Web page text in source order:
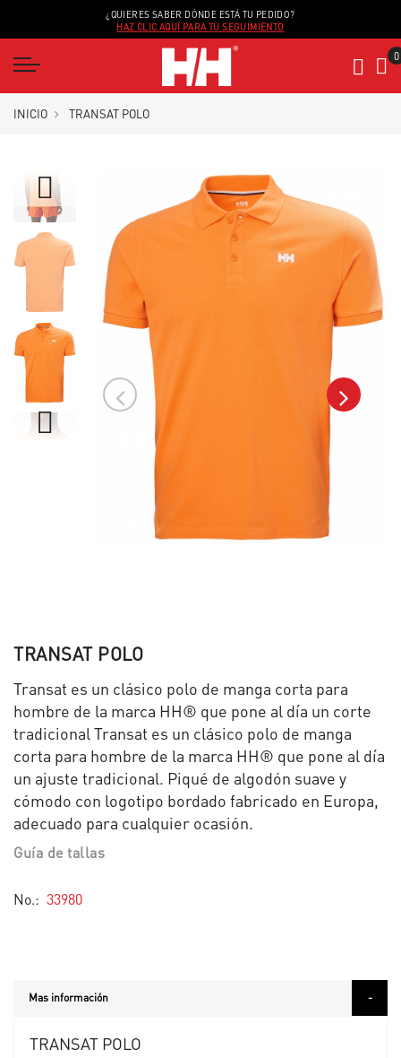
¿QUIERES SABER DÓNDE ESTÁ TU PEDIDO?
HAZ CLIC AQUÍ PARA TU SEGUIMIENTO
INICIO TRANSAT POLO
TRANSAT POLO
Transat es un clásico polo de manga corta para
hombre de la marca HH® que pone al día un corte
tradicional Transat es un clásico polo de manga
corta para hombre de la marca HH® que pone al día
un ajuste tradicional. Piqué de algodón suave y
cómodo con logotipo bordado fabricado en Europa,
adecuado para cualquier ocasión.
Guía de tallas
No. 33980
Mas información
TRANSAT POLO